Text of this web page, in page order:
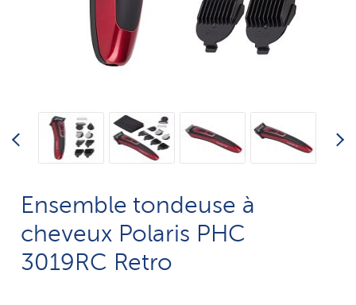
Ensemble tondeuse à
cheveux Polaris PHC
3019RC Retro